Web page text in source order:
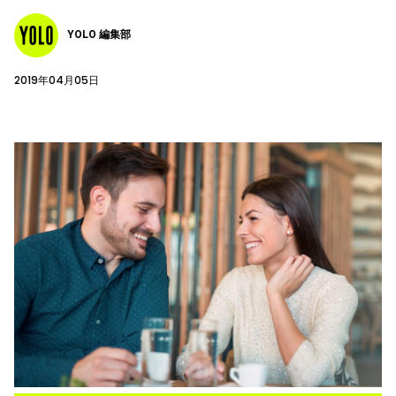
YOLO 編集部
2019年04月05日